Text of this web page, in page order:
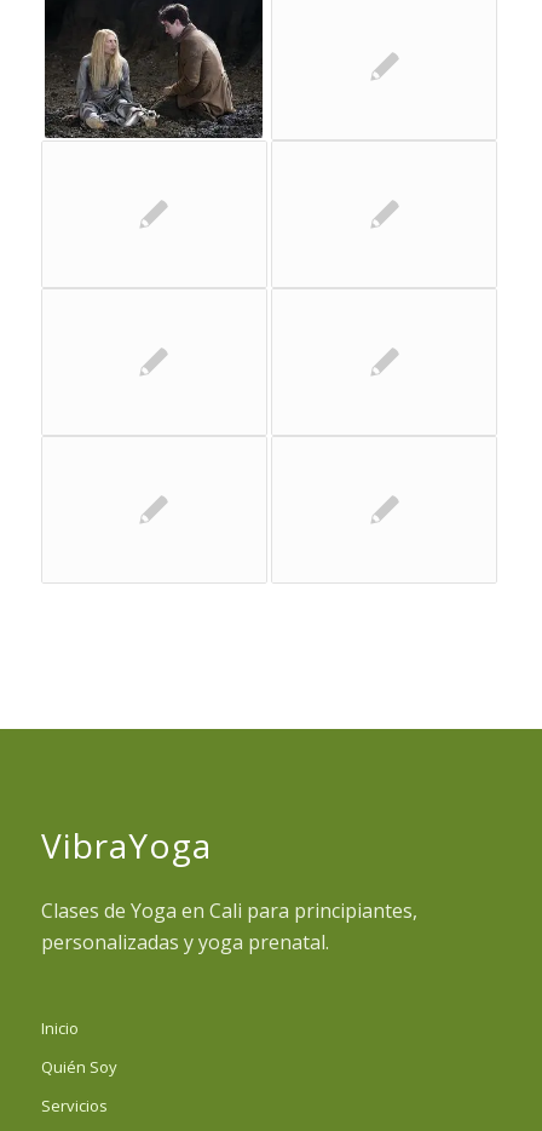
VibraYoga
Clases de Yoga en Cali para principiantes,
personalizadas y yoga prenatal.
Inicio
Quién Soy
Servicios